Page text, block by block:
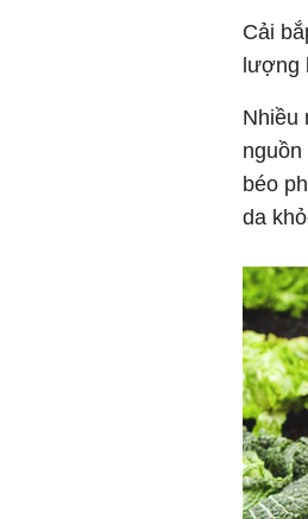
Cải
lượng
Nhiều
béo
da